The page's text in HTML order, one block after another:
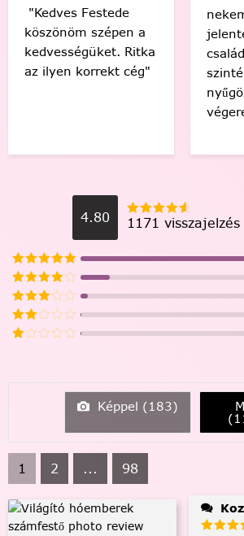
tökéletes lett,
élmény volt minden
egyes ecsetvonás!
Köszönöm Festede!
Soha
meg
🙂"
4.80 1171
Képpel (183)
(
1 2 ... 98